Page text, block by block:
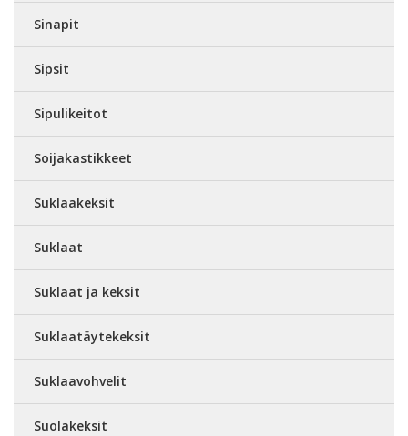
Sinapit
Sipsit
Sipulikeitot
Soijakastikkeet
Suklaakeksit
Suklaat
Suklaat ja keksit
Suklaatäytekeksit
Suklaavohvelit
Suolakeksit